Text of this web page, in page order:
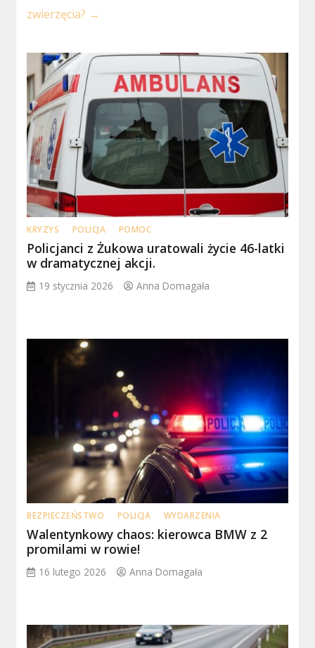
zwierzęcia? →
KRYZYS POLICJA POMOC
Policjanci z Żukowa uratowali życie 46-latki
w dramatycznej akcji.
19 stycznia 2026 Anna Domagała
BEZPIECZEŃSTWO POLICJA WYDARZENIA
Walentynkowy chaos: kierowca BMW z 2
promilami w rowie!
16 lutego 2026 Anna Domagała